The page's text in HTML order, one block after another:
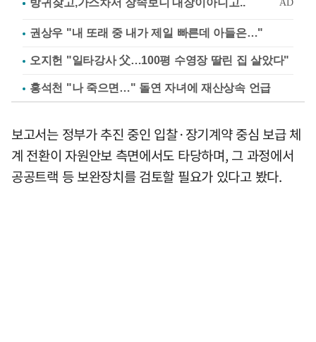
권상우 "내 또래 중 내가 제일 빠른데 아들은…"
오지헌 "일타강사 父…100평 수영장 딸린 집 살았다"
홍석천 "나 죽으면…" 돌연 자녀에 재산상속 언급
보고서는 정부가 추진 중인 입찰·장기계약 중심 보급 체
계 전환이 자원안보 측면에서도 타당하며, 그 과정에서
공공트랙 등 보완장치를 검토할 필요가 있다고 봤다.